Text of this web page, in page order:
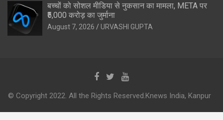
बच्चों को सोशल मीडिया से नुकसान का मामला, META पर
₹5,000 करोड़ का जुर्माना
August 7, 2026 URVASHI GUPTA
© Copyright 2022. All the Rights Reserved.Knews India, Kanpur